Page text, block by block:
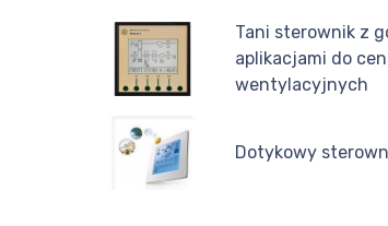
Tani sterownik z
aplikacjami do
wentylacyjnych
Dotykowy